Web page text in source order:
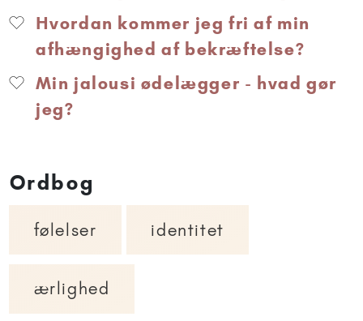
Hvordan kommer jeg fri af min
afhængighed af bekræftelse?
Min jalousi ødelægger - hvad gør
jeg?
Ordbog
følelser identitet
ærlighed